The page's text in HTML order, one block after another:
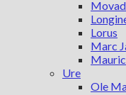
Lorus
Marc
Ure
Ole